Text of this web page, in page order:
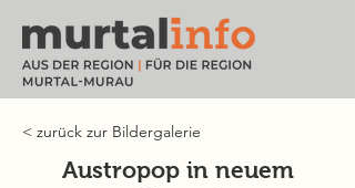
< zurück zur Bildergalerie
Austropop in neuem